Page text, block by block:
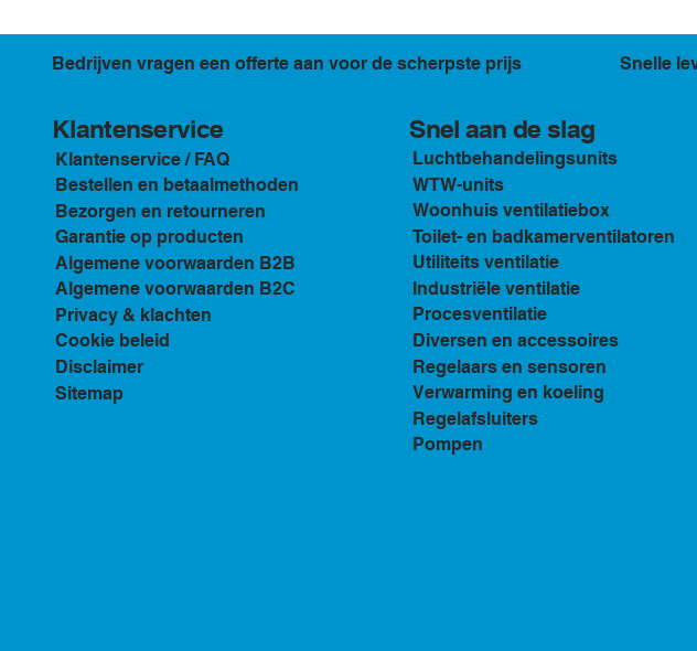
Klantenservice
Klantenservice / FAQ
Bestellen en betaalmethoden
Bezorgen en retourneren
Garantie op producten
Algemene voorwaarden B2B
Algemene voorwaarden B2C
Privacy & klachten
Cookie beleid
Disclaimer
Sitemap
Bedrijven vragen een offerte aan voor de scherpste prijs Snelle
Snel aan de slag
Luchtbehandelingsunits
WTW-units
Woonhuis ventilatiebox
Toilet- en badkamerventilatoren
Utiliteits ventilatie
Industriële ventilatie
Procesventilatie
Diversen en accessoires
Regelaars en sensoren
Verwarming en koeling
Regelafsluiters
Pompen